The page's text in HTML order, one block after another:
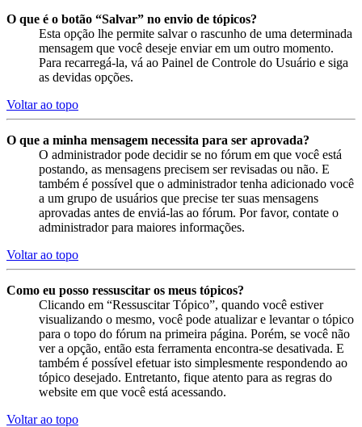
O que é o botão “Salvar” no envio de tópicos?
Esta opção lhe permite salvar o rascunho de uma determinada
mensagem que você deseje enviar em um outro momento.
Para recarregá-la, vá ao Painel de Controle do Usuário e siga
as devidas opções.
Voltar ao topo
O que a minha mensagem necessita para ser aprovada?
O administrador pode decidir se no fórum em que você está
postando, as mensagens precisem ser revisadas ou não. E
também é possível que o administrador tenha adicionado você
a um grupo de usuários que precise ter suas mensagens
aprovadas antes de enviá-las ao fórum. Por favor, contate o
administrador para maiores informações.
Voltar ao topo
Como eu posso ressuscitar os meus tópicos?
Clicando em “Ressuscitar Tópico”, quando você estiver
visualizando o mesmo, você pode atualizar e levantar o tópico
para o topo do fórum na primeira página. Porém, se você não
ver a opção, então esta ferramenta encontra-se desativada. E
também é possível efetuar isto simplesmente respondendo ao
tópico desejado. Entretanto, fique atento para as regras do
website em que você está acessando.
Voltar ao topo